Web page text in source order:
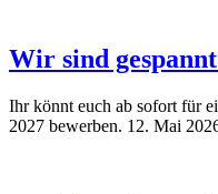
Wir sind
Ihr könnt euch ab sofort für
2027 bewerben. 12. Mai